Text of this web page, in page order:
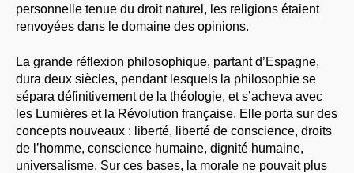
personnelle tenue du droit naturel, les religions étaient
renvoyées dans le domaine des opinions.
La grande réflexion philosophique, partant d’Espagne,
dura deux siècles, pendant lesquels la philosophie se
sépara définitivement de la théologie, et s’acheva avec
les Lumières et la Révolution française. Elle porta sur des
concepts nouveaux : liberté, liberté de conscience, droits
de l’homme, conscience humaine, dignité humaine,
universalisme. Sur ces bases, la morale ne pouvait plus